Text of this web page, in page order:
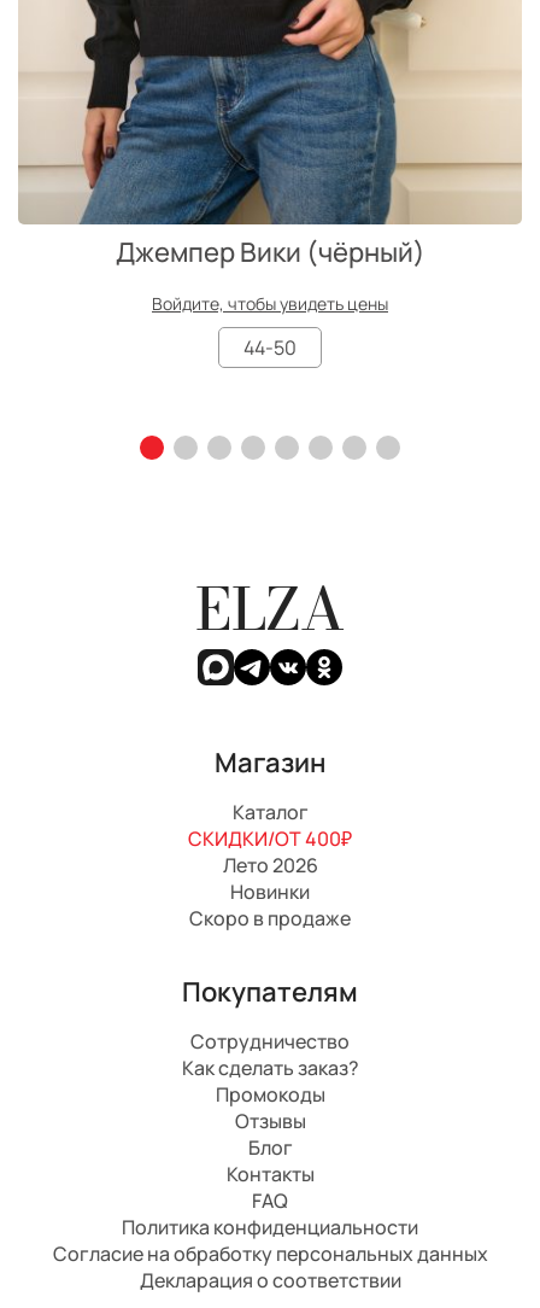
Джемпер Вики (чёрный)
Войдите, чтобы увидеть цены
44-50
ELZA
Магазин
Каталог
СКИДКИ/ОТ 400₽
Лето 2026
Новинки
Скоро в продаже
Покупателям
Сотрудничество
Как сделать заказ?
Промокоды
Отзывы
Блог
Контакты
FAQ
Политика конфиденциальности
Согласие на обработку персональных данных
Декларация о соответствии